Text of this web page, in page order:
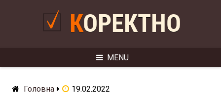
КОРЕКТНО
MENU
Головна 19.02.2022